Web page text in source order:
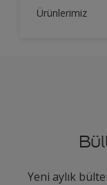
Ürünlerimiz
Yeni aylık